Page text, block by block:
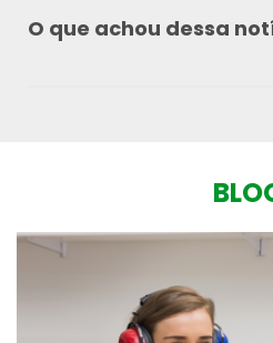
O que achou dessa